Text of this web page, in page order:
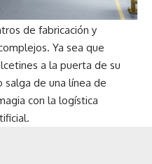
de fabricación y
Ya sea que
a la puerta de su
salga de una línea de
con la logística